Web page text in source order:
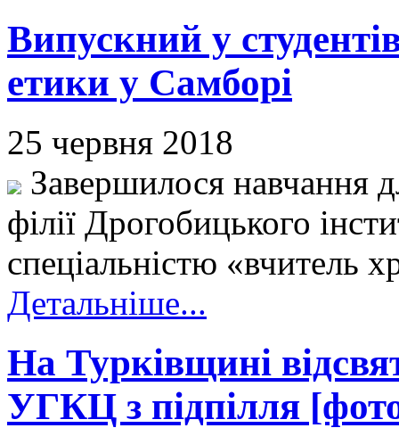
Випускний у
етики у Самборі
25 червня 2018
Завершилося навчання
філії Дрогобицького
спеціальністю «вчитель
Детальніше...
На Турківщині
УГКЦ з підпілля